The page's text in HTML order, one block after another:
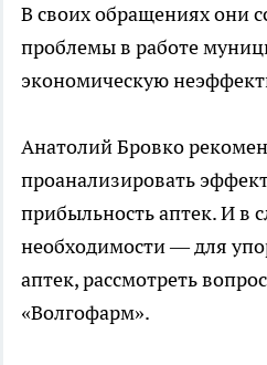
В своих обращениях они
проблемы в работе
экономическую
Анатолий Бровко
проанализировать
прибыльность аптек. И в
необходимости — для
аптек, рассмотреть
«Волгофарм».